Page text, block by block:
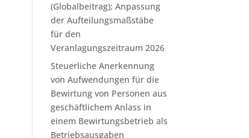
(Globalbeitrag); Anpassung
der Aufteilungsmaßstäbe
für den
Veranlagungszeitraum 2026
Steuerliche Anerkennung
von Aufwendungen für die
Bewirtung von Personen aus
geschäftlichem Anlass in
einem Bewirtungsbetrieb als
Betriebsausgaben